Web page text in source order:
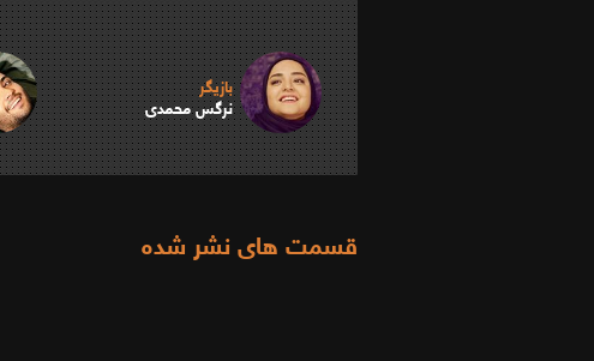
بازیگر
نرگس محمدی
قسمت های نشر شده